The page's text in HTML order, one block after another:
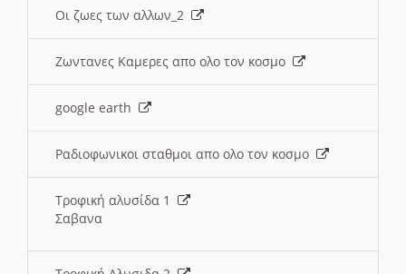
Οι ζωες των αλλων_2
Ζωντανες Καμερες απο ολο τον κοσμο
google earth
Ραδιοφωνικοι σταθμοι απο ολο τον κοσμο
Τροφική αλυσίδα 1
Σαβανα